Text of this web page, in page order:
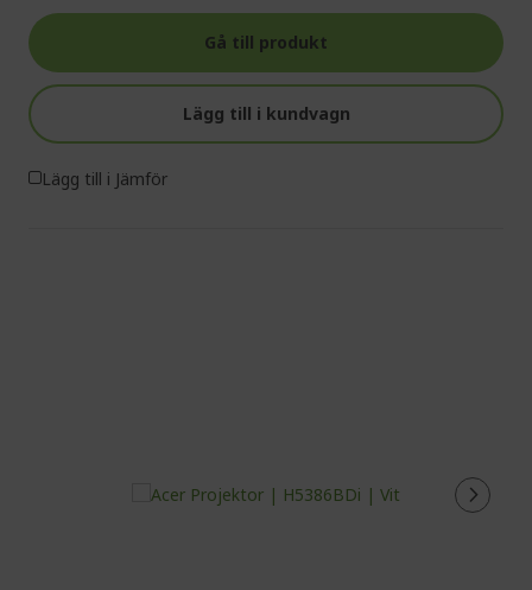
Gå till produkt
Lägg till i kundvagn
Lägg till i Jämför